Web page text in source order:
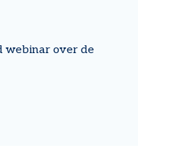
webinar over de